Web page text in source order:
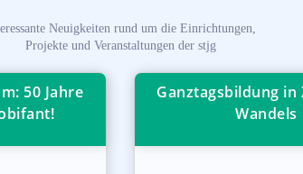
Neuigkeiten rund um die Einrichtungen,
Projekte und Veranstaltungen der stjg
50 Jahre
Ganztagsbildung in
Wandels